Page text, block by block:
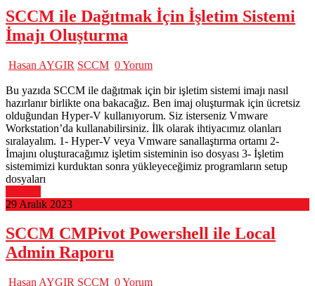
SCCM ile Dağıtmak İçin İşletim Sistemi
İmajı Oluşturma
Hasan AYGIR SCCM 0 Yorum
Bu yazıda SCCM ile dağıtmak için bir işletim sistemi imajı nasıl
hazırlanır birlikte ona bakacağız. Ben imaj oluşturmak için ücretsiz
olduğundan Hyper-V kullanıyorum. Siz isterseniz Vmware
Workstation’da kullanabilirsiniz. İlk olarak ihtiyacımız olanları
sıralayalım. 1- Hyper-V veya Vmware sanallaştırma ortamı 2-
İmajını oluşturacağımız işletim sisteminin iso dosyası 3- İşletim
sistemimizi kurduktan sonra yükleyeceğimiz programların setup
dosyaları
29 Aralık 2023
SCCM CMPivot Powershell ile Local
Admin Raporu
Hasan AYGIR SCCM 0 Yorum